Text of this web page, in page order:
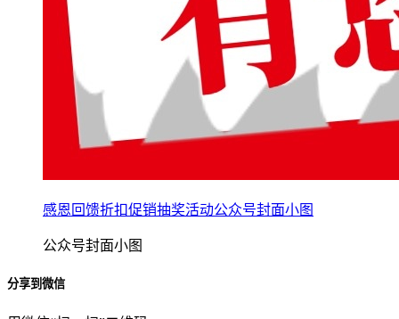
感恩回馈折扣促销抽奖活动公众号封面小图
公众号封面小图
分享到微信